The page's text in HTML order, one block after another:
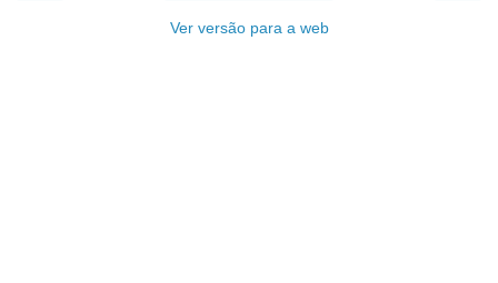
Ver versão para a web